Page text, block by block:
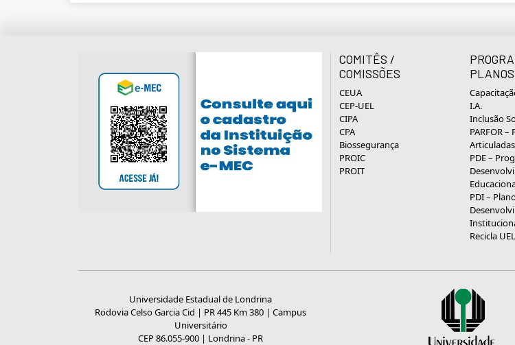
COMITÊS /
COMISSÕES
CEUA
CEP-UEL
CIPA
CPA
Biossegurança
PROIC
PROIT
PLANOS
I.A.
Inclusão
PARFOR
PDE –
PDI –
Recicla UEL
Universidade Estadual de Londrina
Rodovia Celso Garcia Cid | PR 445 Km 380 | Campus
Universitário
CEP 86.055-900 | Londrina - PR